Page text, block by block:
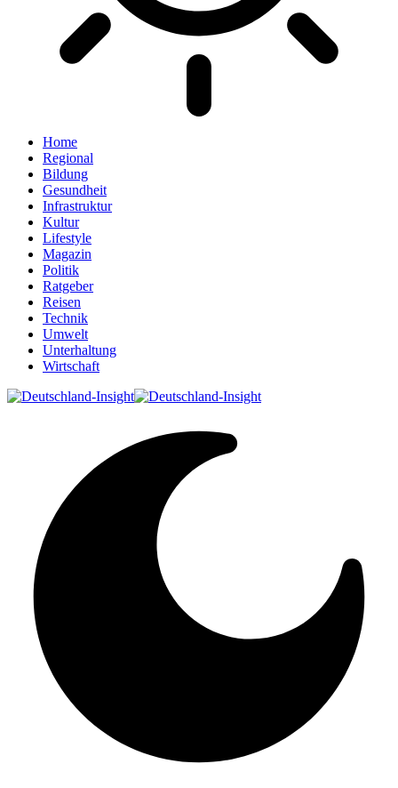
Home
Regional
Bildung
Gesundheit
Infrastruktur
Kultur
Lifestyle
Magazin
Politik
Ratgeber
Reisen
Technik
Umwelt
Unterhaltung
Wirtschaft